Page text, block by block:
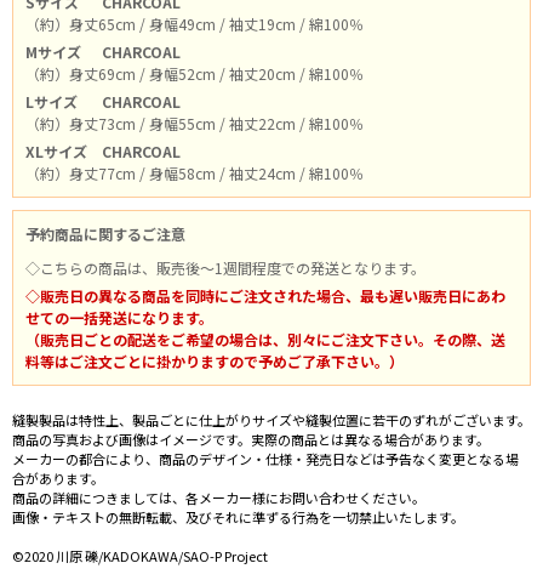
（約）身丈65cm / 身幅49cm / 袖丈19cm / 綿100％
Mサイズ
CHARCOAL
（約）身丈69cm / 身幅52cm / 袖丈20cm / 綿100％
Lサイズ
CHARCOAL
（約）身丈73cm / 身幅55cm / 袖丈22cm / 綿100％
XLサイズ
CHARCOAL
（約）身丈77cm / 身幅58cm / 袖丈24cm / 綿100％
予約商品に関するご注意
◇こちらの商品は、販売後～1週間程度での発送となります。
◇販売日の異なる商品を同時にご注文された場合、最も遅い販売日にあわ
せての一括発送になります。
（販売日ごとの配送をご希望の場合は、別々にご注文下さい。その際、送
料等はご注文ごとに掛かりますので予めご了承下さい。）
縫製製品は特性上、製品ごとに仕上がりサイズや縫製位置に若干のずれがございます。
商品の写真および画像はイメージです。実際の商品とは異なる場合があります。
メーカーの都合により、商品のデザイン・仕様・発売日などは予告なく変更となる場
合があります。
商品の詳細につきましては、各メーカー様にお問い合わせください。
画像・テキストの無断転載、及びそれに準ずる行為を一切禁止いたします。
©2020 川原 礫/KADOKAWA/SAO-P Project